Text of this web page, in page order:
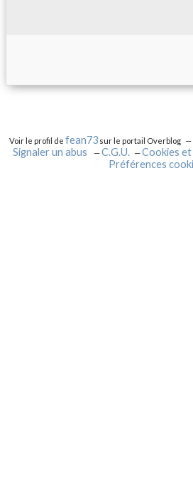
Voir le profil defean73 sur le portail Overblog
Signaler un abus
C.G.U.
Cookies
Préférences